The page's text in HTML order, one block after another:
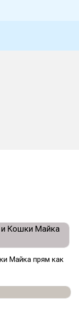
Майка прям как